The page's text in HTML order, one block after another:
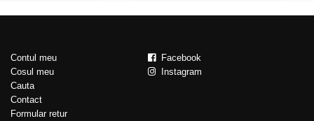
Contul meu
Cosul meu
Cauta
Contact
Formular retur
Facebook
Instagram